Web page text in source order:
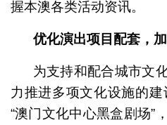
握本澳各类活动资讯。
优化演出项目配套，
为支持和配合城市文
力推进多项文化设施的
“澳门文化中心黑盒剧场”